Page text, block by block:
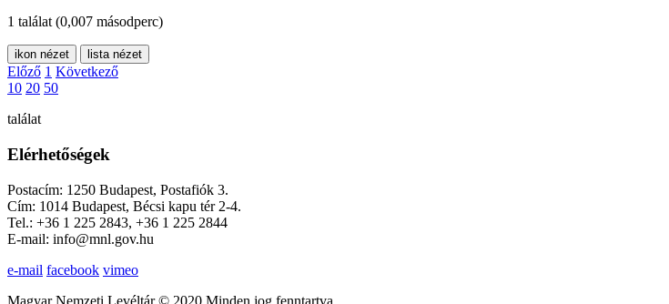
1 találat (0,007 másodperc)
ikon nézet lista nézet
Előző 1 Következő
10 20 50
találat
Elérhetőségek
Postacím: 1250 Budapest, Postafiók 3.
Cím: 1014 Budapest, Bécsi kapu tér 2-4.
Tel.: +36 1 225 2843, +36 1 225 2844
E-mail: info@mnl.gov.hu
e-mail facebook vimeo
Magyar Nemzeti Levéltár © 2020 Minden jog fenntartva